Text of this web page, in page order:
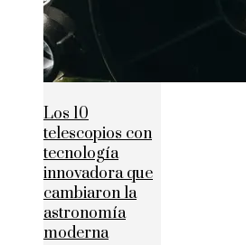
Los 10
telescopios con
tecnología
innovadora que
cambiaron la
astronomía
moderna